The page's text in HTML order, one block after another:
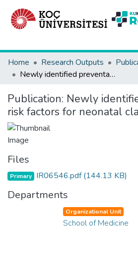
Home
Research Outputs
Newly identified preventable risk factors for neonatal clavicle fractures
Publication: Newly
risk factors for neonatal
Files
Primary IR06546.pdf(144.13 KB)
Departments
Organizational Unit
School of Medicine